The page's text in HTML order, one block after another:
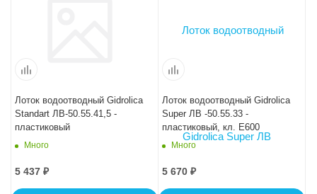
Лоток водоотводный Gidrolica
Standart ЛВ-50.55.41,5 -
пластиковый
Много
5 437 ₽
Лоток водоотводный Gidrolica
Super ЛВ -50.55.33 -
пластиковый, кл. Е600
Много
5 670 ₽